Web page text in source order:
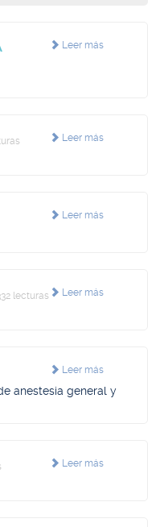
Leer más
Leer más
Leer más
Leer más
lecturas
Leer más
anestesia general y
Leer más